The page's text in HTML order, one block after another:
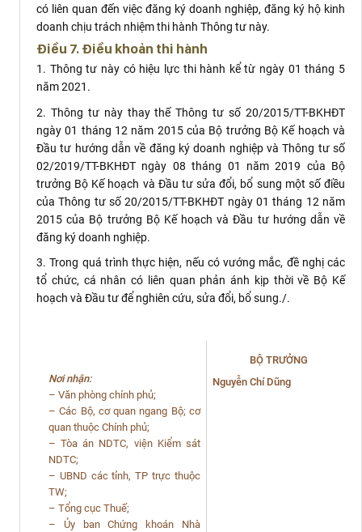
có liên quan đến việc đăng ký doanh nghiệp, đăng ký hộ kinh
doanh chịu trách nhiệm thi hành Thông tư này.
Điều 7. Điều khoản thi hành
1. Thông tư này có hiệu lực thi hành kể từ ngày 01 tháng 5
năm 2021.
2. Thông tư này thay thế Thông tư số 20/2015/TT-BKHĐT
ngày 01 tháng 12 năm 2015 của Bộ trưởng Bộ Kế hoạch và
Đầu tư hướng dẫn về đăng ký doanh nghiệp và Thông tư số
02/2019/TT-BKHĐT ngày 08 tháng 01 năm 2019 của Bộ
trưởng Bộ Kế hoạch và Đầu tư sửa đổi, bổ sung một số điều
của Thông tư số 20/2015/TT-BKHĐT ngày 01 tháng 12 năm
2015 của Bộ trưởng Bộ Kế hoạch và Đầu tư hướng dẫn về
đăng ký doanh nghiệp.
3. Trong quá trình thực hiện, nếu có vướng mắc, đề nghị các
tổ chức, cá nhân có liên quan phản ánh kịp thời về Bộ Kế
hoạch và Đầu tư để nghiên cứu, sửa đổi, bổ sung./.
Nơi nhận:
– Văn phòng chính phủ;
– Các Bộ, cơ quan ngang Bộ; cơ
quan thuộc Chính phủ;
– Tòa án NDTC, viện Kiểm sát
NDTC;
– UBND các tỉnh, TP trực thuộc
TW;
– Tổng cục Thuế;
– Ủy ban Chứng khoán Nhà
BỘ TRƯỞNG
Nguyễn Chí Dũng